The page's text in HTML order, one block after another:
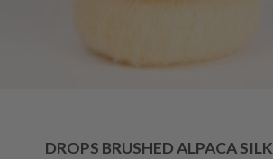
DROPS BRUSHED ALPACA SILK